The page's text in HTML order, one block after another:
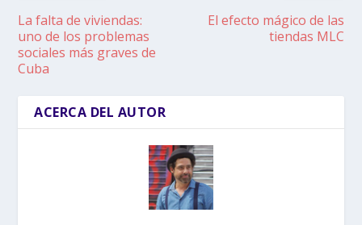
La falta de viviendas:
uno de los problemas
sociales más graves de
Cuba
El efecto mágico de las
tiendas MLC
ACERCA DEL AUTOR